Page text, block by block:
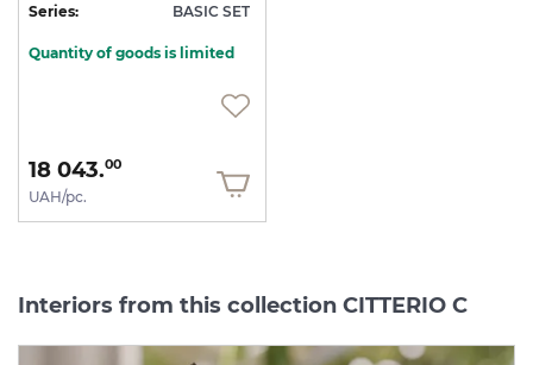
Series: BASIC SET
Quantity of goods is limited
18 043.00
UAH/pc.
Interiors from this collection CITTERIO C